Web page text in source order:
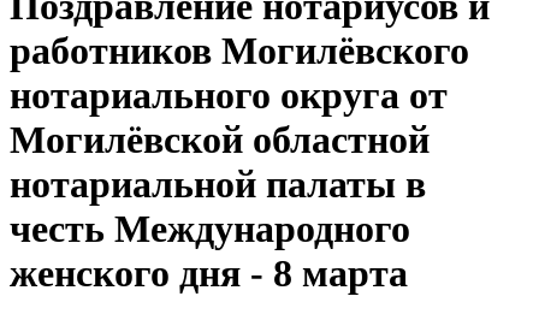
работников Могилёвского
нотариального округа от
Могилёвской областной
нотариальной палаты в
честь Международного
женского дня - 8 марта